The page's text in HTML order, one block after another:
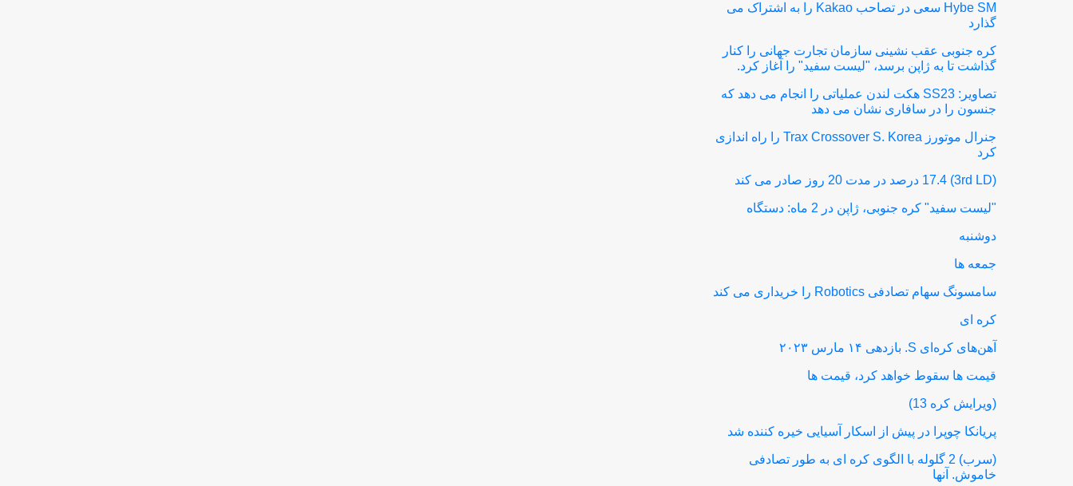
Hybe SM سعی در تصاحب Kakao را به اشتراک می
گذارد
کره جنوبی عقب نشینی سازمان تجارت جهانی را کنار
گذاشت تا به ژاپن برسد، "لیست سفید" را آغاز کرد.
تصاویر: SS23 هکت لندن عملیاتی را انجام می دهد که
جنسون را در سافاری نشان می دهد
جنرال موتورز Trax Crossover S. Korea را راه اندازی
کرد
(3rd LD) 17.4 درصد در مدت 20 روز صادر می کند
"لیست سفید" کره جنوبی، ژاپن در 2 ماه: دستگاه
دوشنبه
جمعه ها
سامسونگ سهام تصادفی Robotics را خریداری می کند
کره ای
آهن‌های کره‌ای S. بازدهی ۱۴ مارس ۲۰۲۳
قیمت ها سقوط خواهد کرد، قیمت ها
(ویرایش کره 13)
پریانکا چوپرا در پیش از اسکار آسیایی خیره کننده شد
(سرب) 2 گلوله با الگوی کره ای به طور تصادفی
خاموش. آنها